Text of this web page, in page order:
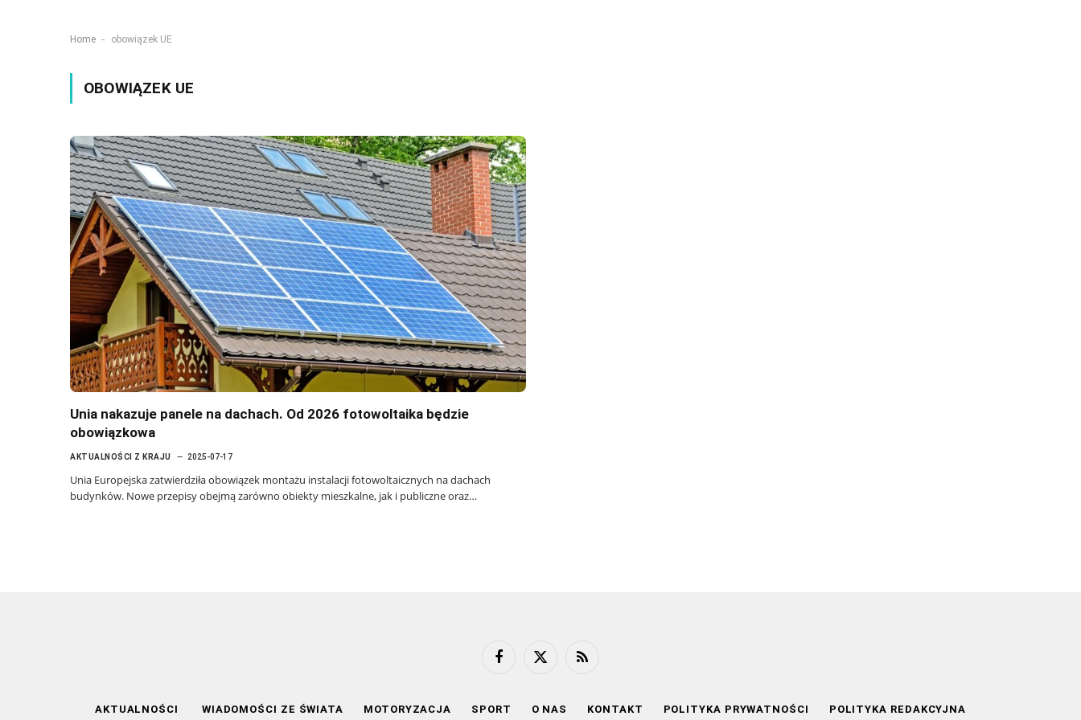
Home - obowiązek UE
OBOWIĄZEK UE
Unia nakazuje panele na dachach. Od 2026 fotowoltaika będzie
obowiązkowa
AKTUALNOŚCI Z KRAJU 2025-07-17
Unia Europejska zatwierdziła obowiązek montażu instalacji fotowoltaicznych na dachach
budynków. Nowe przepisy obejmą zarówno obiekty mieszkalne, jak i publiczne oraz…
FacebookX
RSS
AKTUALNOŚCI WIADOMOŚCI ZE ŚWIATA MOTORYZACJA SPORT O NAS KONTAKT POLITYKA PRYWATNOŚCI POLITYKA REDAKCYJNA